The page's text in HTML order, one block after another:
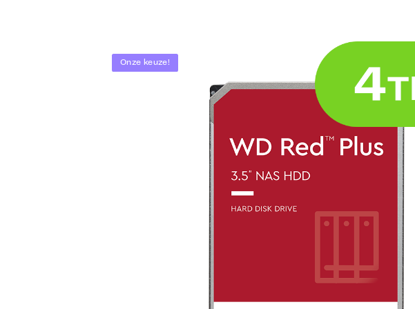
Onze keuze!